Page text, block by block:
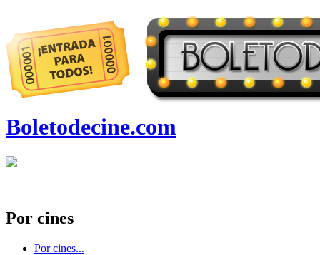
Boletodecine.com
Por cines
Por cines...